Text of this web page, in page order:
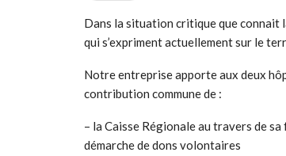
Dans la situation critique que connait
qui s’expriment actuellement sur le
Notre entreprise apporte aux deux
contribution commune de :
– la Caisse Régionale au travers de
démarche de dons volontaires